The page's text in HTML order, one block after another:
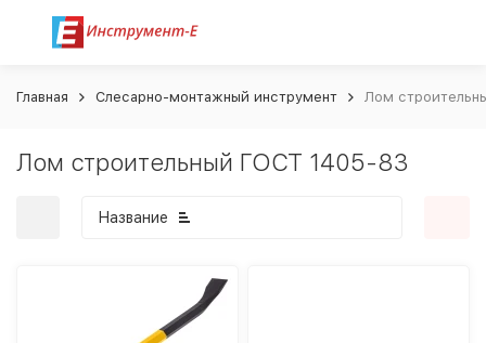
Главная Слесарно-монтажный инструмент Лом
Лом строительный ГОСТ 1405-83
Название